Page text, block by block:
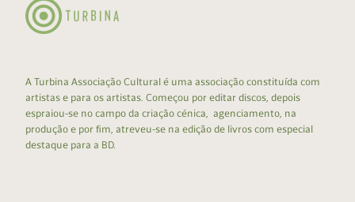
A Turbina Associação Cultural é uma associação constituída com
artistas e para os artistas. Começou por editar discos, depois
espraiou-se no campo da criação cénica, agenciamento, na
produção e por fim, atreveu-se na edição de livros com especial
destaque para a BD.